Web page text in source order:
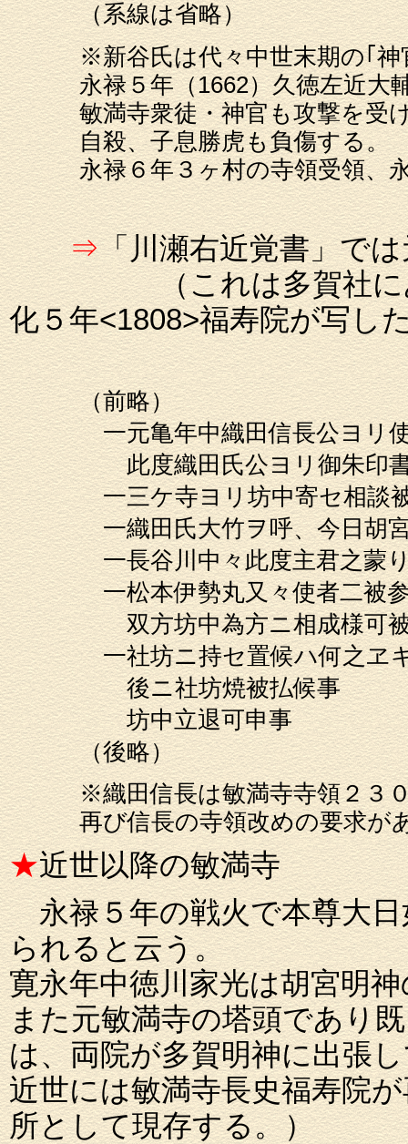
（系線は省略）
※新谷氏は代々中世末期の｢
永禄５年（1662）久徳左近大
敏満寺衆徒・神官も攻撃を受
自殺、子息勝虎も負傷する。
永禄６年３ヶ村の寺領受領、
⇒「川瀬右近覚書」で
（これは多賀社にあった
化５年<1808>福寿院が写し
（前略）
一元亀年中織田信長公ヨリ使
此度織田氏公ヨリ御朱印書
一三ケ寺ヨリ坊中寄セ相談
一織田氏大竹ヲ呼、今日胡
一長谷川中々此度主君之蒙
一松本伊勢丸又々使者二被参
双方坊中為方ニ相成様可被
一社坊ニ持セ置候ハ何之ヱ
後ニ社坊焼被払候事
坊中立退可申事
（後略）
※織田信長は敏満寺寺領２３
再び信長の寺領改めの要求が
★近世以降の敏満寺
永禄５年の戦火で本尊大日
られると云う。
寛永年中徳川家光は胡宮明
また元敏満寺の塔頭であり
は、両院が多賀明神に出張
近世には敏満寺長史福寿院
所として現存する。）